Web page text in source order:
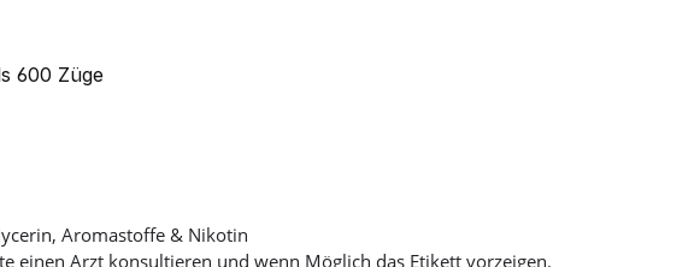
600 Züge
Aromastoffe & Nikotin
einen Arzt konsultieren und wenn Möglich das Etikett vorzeigen.